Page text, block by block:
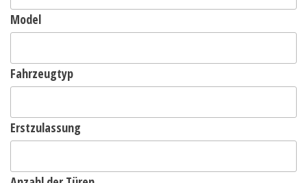
Model
Fahrzeugtyp
Erstzulassung